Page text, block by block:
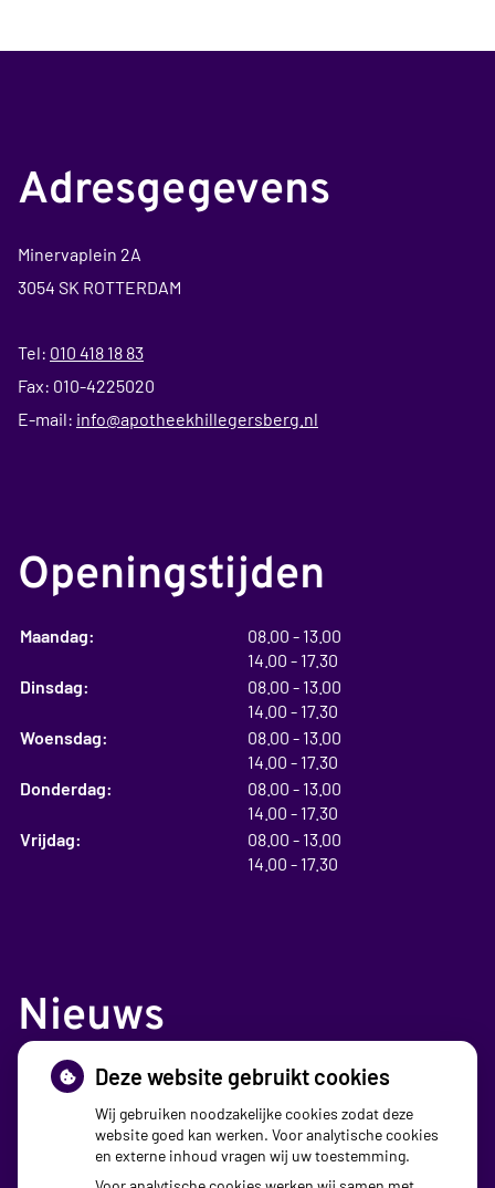
Adresgegevens
Minervaplein 2A
3054 SK ROTTERDAM
Tel: 010 418 18 83
Fax: 010-4225020
E-mail: info@apotheekhillegersberg.nl
Openingstijden
Maandag: 08.00 tot
- 13.00
14.00 tot
- 17.30
Dinsdag:
08.00 tot
- 13.00
14.00 tot
- 17.30
Woensdag:
08.00 tot
- 13.00
14.00 tot
- 17.30
Donderdag:
08.00 tot
- 13.00
14.00 tot
- 17.30
Vrijdag:
08.00 tot
- 13.00
14.00 tot
- 17.30
Nieuws
Sinds huisartsen afslankmedicijnen mogen
voorschrijven, neemt gebruik toe
Schurft sinds corona geen vergeten ziekte meer: aantal
uitbraken fors gestegen
Deze website gebruikt cookies
Wij gebruiken noodzakelijke cookies zodat deze
website goed kan werken. Voor analytische cookies
en externe inhoud vragen wij uw toestemming.